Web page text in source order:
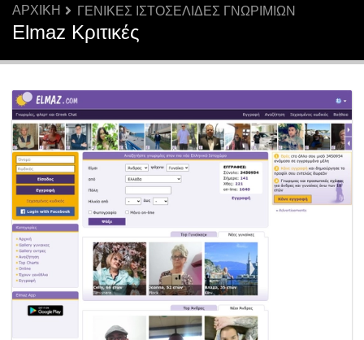
ΑΡΧΙΚΉ ΓΕΝΙΚΈΣ ΙΣΤΟΣΕΛΊΔΕΣ ΓΝΩΡΙΜΙΏΝ
Elmaz Κριτικές